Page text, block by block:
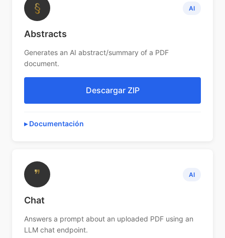
§ AI
Abstracts
Generates an AI abstract/summary of a PDF
document.
Descargar ZIP
Documentación
❞ AI
Chat
Answers a prompt about an uploaded PDF using an
LLM chat endpoint.